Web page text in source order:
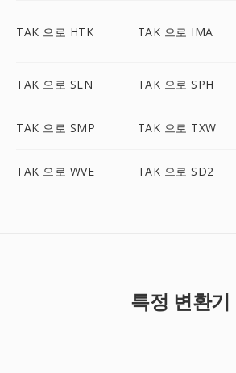
TAK 으로 HTK TAK 으로 IMA
TAK 으로 SLN TAK 으로 SPH
TAK 으로 SMP TAK 으로 TXW
TAK 으로 WVE TAK 으로 SD2
특정 변환기